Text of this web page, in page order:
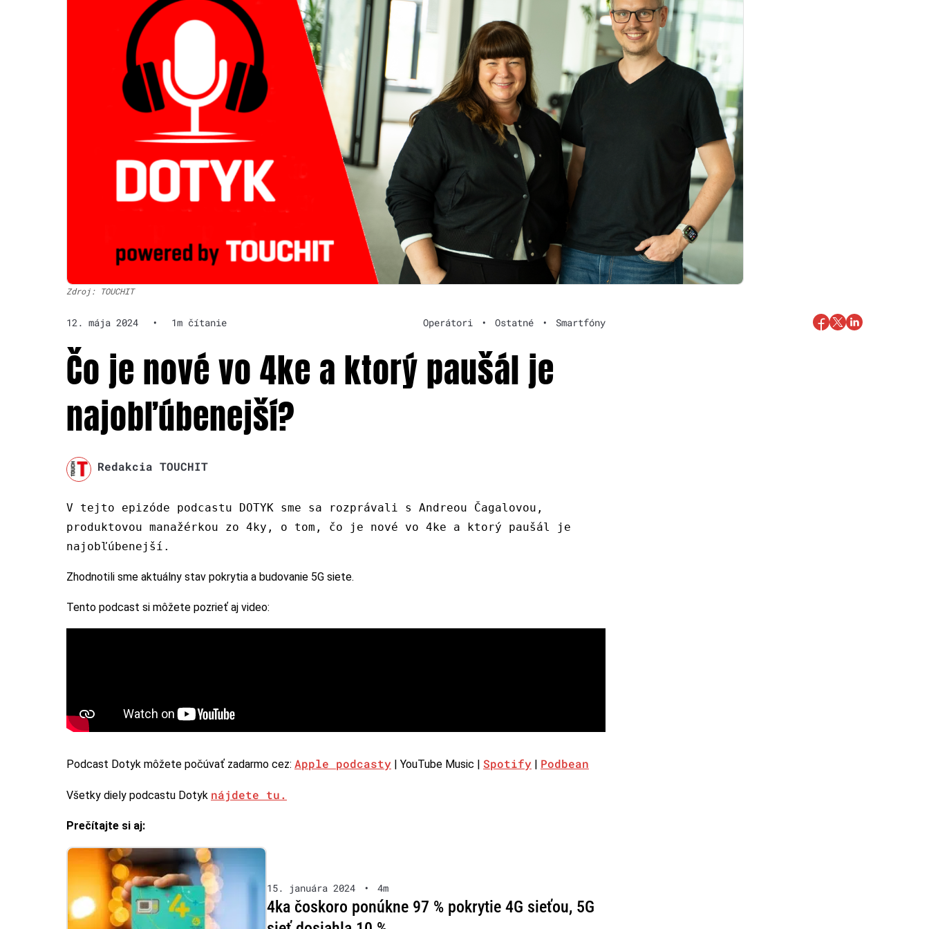
Zdroj: TOUCHIT
12. mája 2024 • 1m čítanie Operátori • Ostatné • Smartfóny
Čo je nové vo 4ke a ktorý paušál je
najobľúbenejší?
Redakcia TOUCHIT
V tejto epizóde podcastu DOTYK sme sa rozprávali s Andreou Čagalovou,
produktovou manažérkou zo 4ky, o tom, čo je nové vo 4ke a ktorý paušál je
najobľúbenejší.
Zhodnotili sme aktuálny stav pokrytia a budovanie 5G siete.
Tento podcast si môžete pozrieť aj video:
Podcast Dotyk môžete počúvať zadarmo cez: Apple podcasty | YouTube Music | Spotify | Podbean
Všetky diely podcastu Dotyk nájdete tu.
Prečítajte si aj:
15. januára 2024 • 4m
4ka čoskoro ponúkne 97 % pokrytie 4G sieťou, 5G